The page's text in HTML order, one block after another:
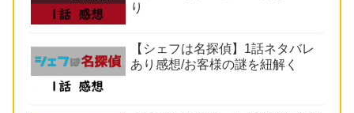
り
【シェフは名探偵】1話ネタバレ
あり感想/お客様の謎を紐解く